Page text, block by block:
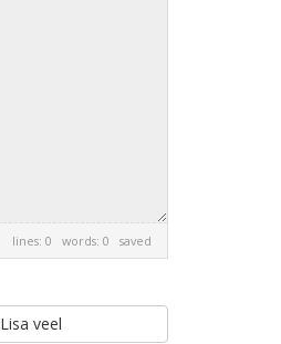
lines: 0 words: 0 saved
Lisa veel